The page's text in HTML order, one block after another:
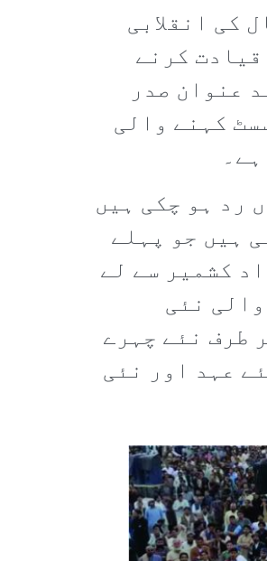
کی انقلابی
کرنے
عنوان صدر
کہنے والی
رد ہو چکی ہیں
ہیں جو پہلے
کشمیر سے لے
نئی
طرف نئے چہرے
عہد اور نئی